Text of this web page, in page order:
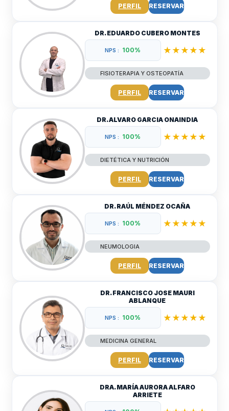
PERFIL RESERVAR
DR. EDUARDO CUBERO MONTES
NPS : 100% ★★★★★
FISIOTERAPIA Y OSTEOPATÍA
PERFIL RESERVAR
DR. ALVARO GARCIA ONAINDIA
NPS : 100% ★★★★★
DIETÉTICA Y NUTRICIÓN
PERFIL RESERVAR
DR. RAÚL MÉNDEZ OCAÑA
NPS : 100% ★★★★★
NEUMOLOGIA
PERFIL RESERVAR
DR. FRANCISCO JOSE MAURI
ABLANQUE
NPS : 100% ★★★★★
MEDICINA GENERAL
PERFIL RESERVAR
DRA. MARÍA AURORA ALFARO
ARRIETE